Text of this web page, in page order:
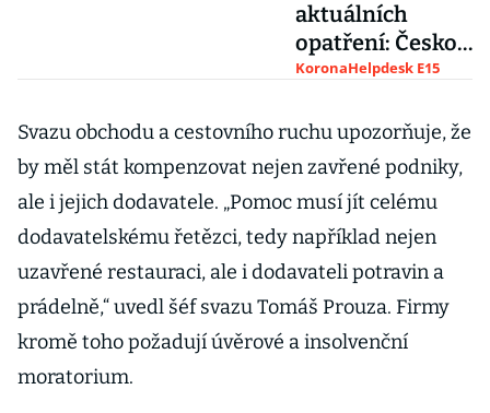
aktuálních
opatření: Česko
je kvůli
nouzovém stavu
KoronaHelpdesk E15
Svazu obchodu a cestovního ruchu upozorňuje, že
by měl stát kompenzovat nejen zavřené podniky,
ale i jejich dodavatele. „Pomoc musí jít celému
dodavatelskému řetězci, tedy například nejen
uzavřené restauraci, ale i dodavateli potravin a
prádelně,“ uvedl šéf svazu Tomáš Prouza. Firmy
kromě toho požadují úvěrové a insolvenční
moratorium.